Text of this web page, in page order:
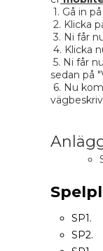
1. Gå in
2. Klicka
3. Ni får
4. Klicka
5. Ni får
sedan på
6. Nu
SP1.
SP2.